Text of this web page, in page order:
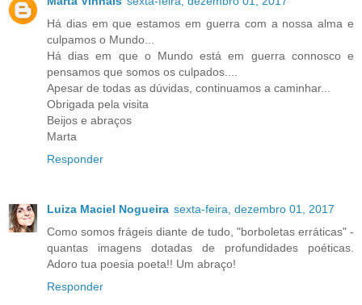
Há dias em que estamos em guerra com a nossa alma e
culpamos o Mundo...
Há dias em que o Mundo está em guerra connosco e
pensamos que somos os culpados....
Apesar de todas as dúvidas, continuamos a caminhar...
Obrigada pela visita
Beijos e abraços
Marta
Responder
Luiza Maciel Nogueira sexta-feira, dezembro 01, 2017
Como somos frágeis diante de tudo, "borboletas erráticas" -
quantas imagens dotadas de profundidades poéticas.
Adoro tua poesia poeta!! Um abraço!
Responder